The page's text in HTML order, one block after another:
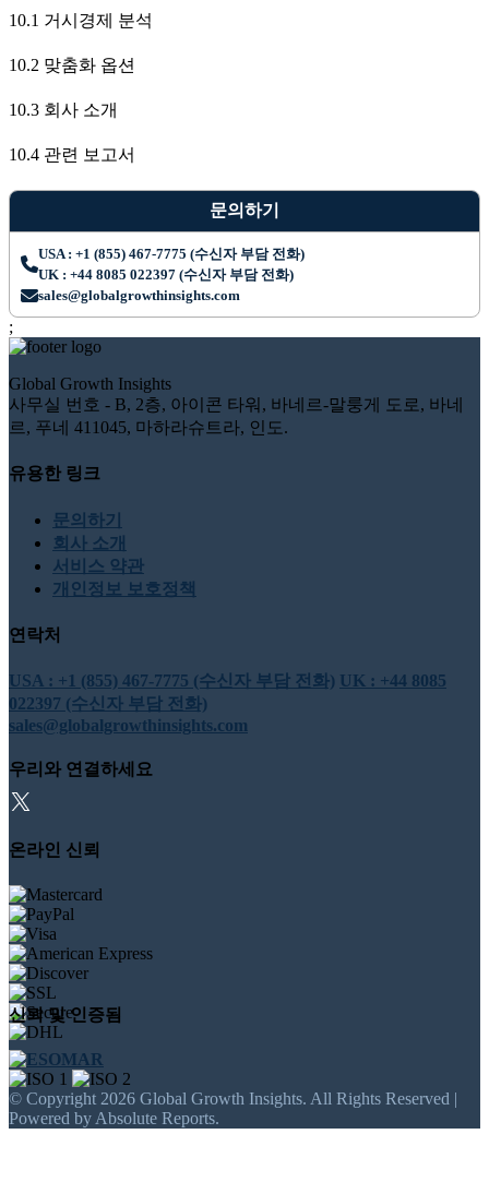
10.1 거시경제 분석
10.2 맞춤화 옵션
10.3 회사 소개
10.4 관련 보고서
문의하기
USA : +1 (855) 467-7775 (수신자 부담 전화)
UK : +44 8085 022397 (수신자 부담 전화)
sales@globalgrowthinsights.com
;
Global Growth Insights
사무실 번호 - B, 2층, 아이콘 타워, 바네르-말룽게 도로, 바네
르, 푸네 411045, 마하라슈트라, 인도.
유용한 링크
문의하기
회사 소개
서비스 약관
개인정보 보호정책
연락처
USA : +1 (855) 467-7775 (수신자 부담 전화) UK : +44 8085
022397 (수신자 부담 전화)
sales@globalgrowthinsights.com
우리와 연결하세요
온라인 신뢰
신뢰 및 인증됨
© Copyright 2026 Global Growth Insights. All Rights Reserved |
Powered by Absolute Reports.